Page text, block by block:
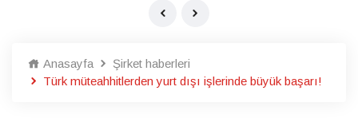
Anasayfa
Şirket haberleri
Türk müteahhitlerden yurt dışı işlerinde büyük başarı!